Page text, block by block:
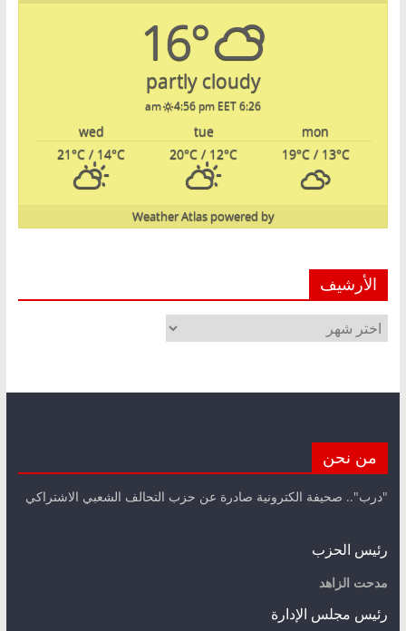
16°
partly cloudy
6:26 am
4:56 pm EET
mon
tue
wed
19°C/ 13°C
20°C / 12°C
21°C / 14°C
powered by
Weather Atlas
الأرشيف
الأرشيف
من نحن
"درب".. صحيفة الكترونية صادرة عن حزب التحالف الشعبي الاشتراكي
رئيس الحزب
مدحت الزاهد
رئيس مجلس الإدارة